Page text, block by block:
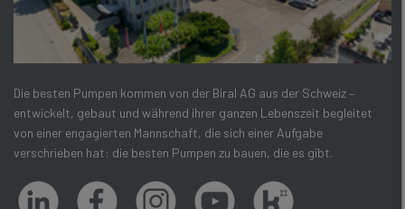
Die besten Pumpen kommen von der Biral AG aus der Schweiz –
entwickelt, gebaut und während ihrer ganzen Lebenszeit begleitet
von einer engagierten Mannschaft, die sich einer Aufgabe
verschrieben hat: die besten Pumpen zu bauen, die es gibt.